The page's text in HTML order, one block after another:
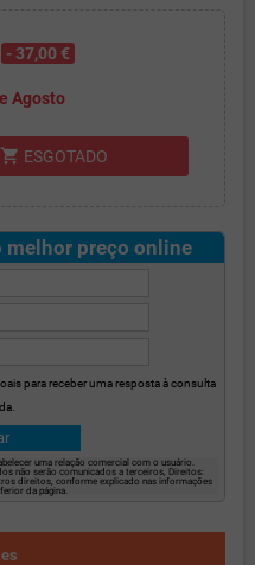
- 37,00 €
Agosto
shopping_cart ESGOTADO
melhor preço online
para receber uma resposta à consulta
uma relação comercial com o usuário.
não serão comunicados a terceiros, Direitos:
direitos, conforme explicado nas informações
da página.